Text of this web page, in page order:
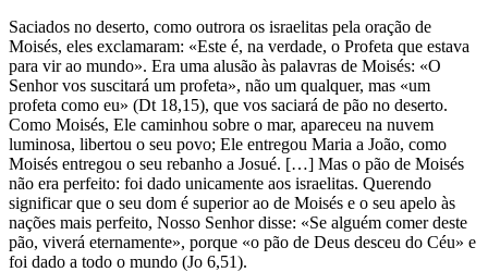
Saciados no deserto, como outrora os israelitas pela oração de
Moisés, eles exclamaram: «Este é, na verdade, o Profeta que estava
para vir ao mundo». Era uma alusão às palavras de Moisés: «O
Senhor vos suscitará um profeta», não um qualquer, mas «um
profeta como eu» (Dt 18,15), que vos saciará de pão no deserto.
Como Moisés, Ele caminhou sobre o mar, apareceu na nuvem
luminosa, libertou o seu povo; Ele entregou Maria a João, como
Moisés entregou o seu rebanho a Josué. […] Mas o pão de Moisés
não era perfeito: foi dado unicamente aos israelitas. Querendo
significar que o seu dom é superior ao de Moisés e o seu apelo às
nações mais perfeito, Nosso Senhor disse: «Se alguém comer deste
pão, viverá eternamente», porque «o pão de Deus desceu do Céu» e
foi dado a todo o mundo (Jo 6,51).